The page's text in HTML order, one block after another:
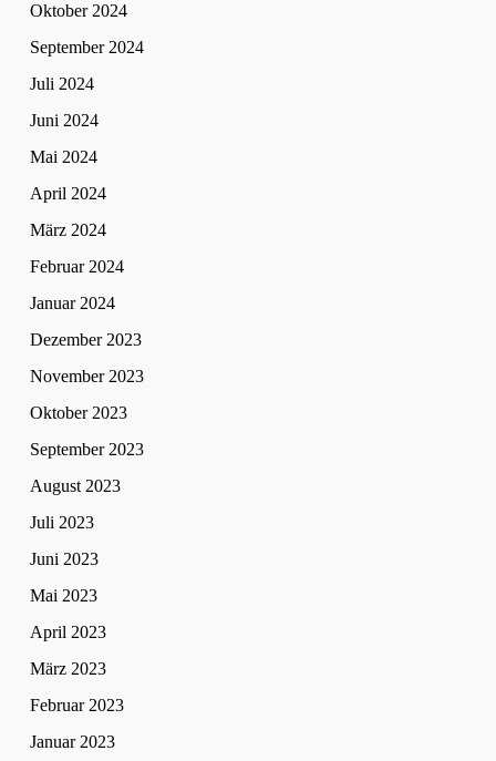
Oktober 2024
September 2024
Juli 2024
Juni 2024
Mai 2024
April 2024
März 2024
Februar 2024
Januar 2024
Dezember 2023
November 2023
Oktober 2023
September 2023
August 2023
Juli 2023
Juni 2023
Mai 2023
April 2023
März 2023
Februar 2023
Januar 2023